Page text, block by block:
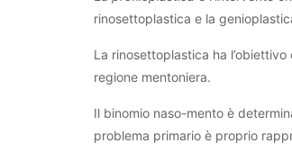
rinosettoplastica e la
La rinosettoplastica ha
regione mentoniera.
Il binomio naso-mento è
problema primario è proprio